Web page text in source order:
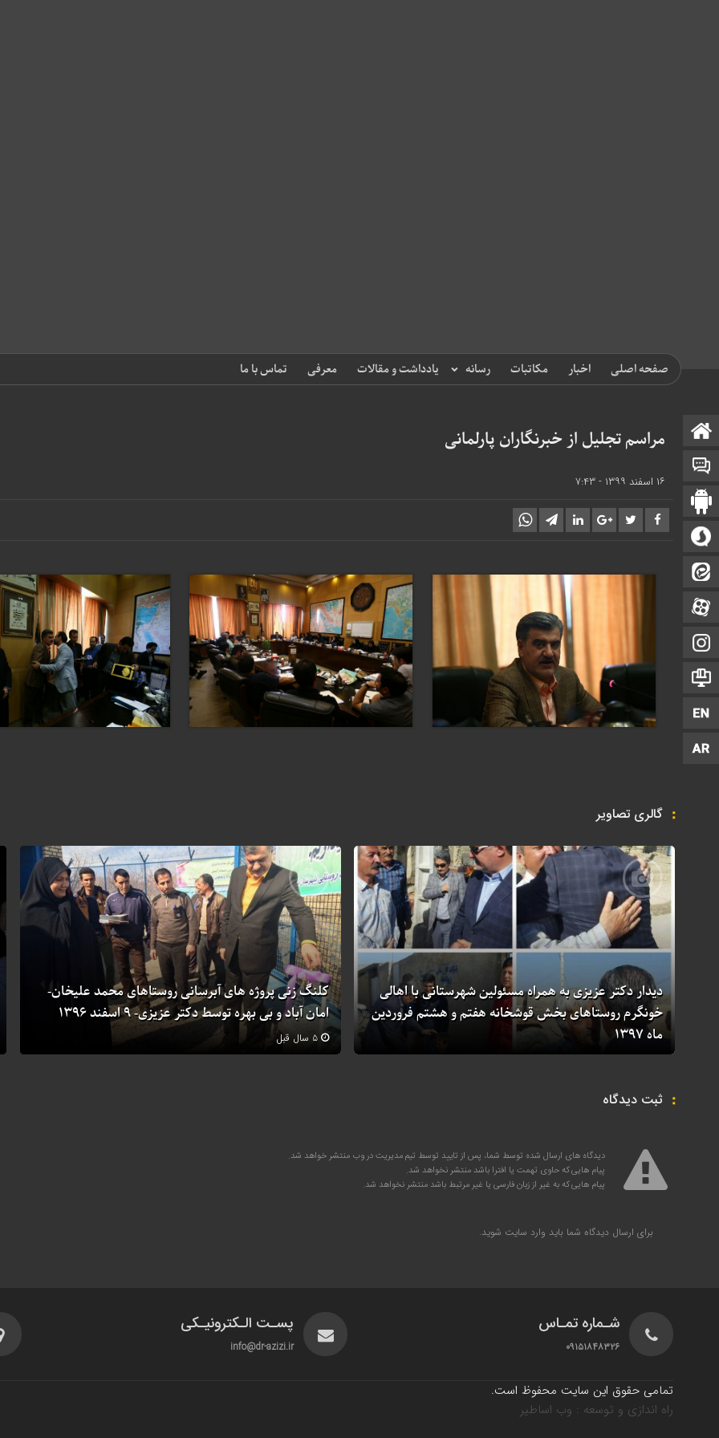
صفحه اصلی اخبار مکاتبات رسانه یادداشت و مقالات معرفی تماس با ما
صفحه نخست
سروش
زبان انگلیسی
مراسم تجلیل از خبرنگاران پارلمانی
۱۶ اسفند ۱۳۹۹ - ۷:۴۳
گالری تصاویر
دیدار دکتر عزیزی به همراه مسئولین شهرستانی با اهالی
خونگرم روستاهای بخش قوشخانه هفتم و هشتم فروردین
ماه ۱۳۹۷
کلنگ زنی پروژه های آبرسانی روستاهای محمد علیخان-
امان آباد و بی بهره توسط دکتر عزیزی- ۹ اسفند ۱۳۹۶
۵ سال قبل
ثبت دیدگاه
دیدگاه های ارسال شده توسط شما، پس از تایید توسط تیم مدیریت در وب منتشر خواهد شد.
پیام هایی که حاوی تهمت یا افترا باشد منتشر نخواهد شد.
پیام هایی که به غیر از زبان فارسی یا غیر مرتبط باشد منتشر نخواهد شد.
برای ارسال دیدگاه شما باید وارد سایت شوید.
شـماره تمـاس
۰۹۱۵۱۸۴۸۳۲۶
پسـت الـکترونیـکی
info@dr-azizi.ir
تمامی حقوق این سایت محفوظ است.
راه اندازی و توسعه : وب اساطیر